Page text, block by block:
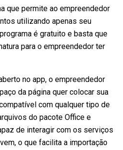
que permite ao empreendedor
utilizando apenas seu
é gratuito e basta que
para o empreendedor ter
no app, o empreendedor
da página quer colocar sua
com qualquer tipo de
do pacote Office e
de interagir com os serviços
o que facilita a importação